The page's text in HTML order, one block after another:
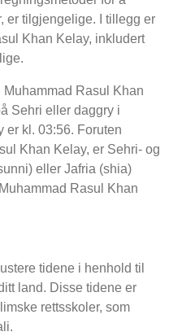
er tilgjengelige. I tillegg er
Khan Kelay, inkludert
Rasul Khan
Sehri eller daggry i
er kl. 03:56. Foruten
Khan Kelay, er Sehri- og
eller Jafria (shia)
Rasul Khan
tidene i henhold til
land. Disse tidene er
rettsskoler, som